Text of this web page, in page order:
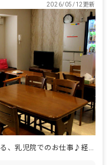
2026/05/12更新